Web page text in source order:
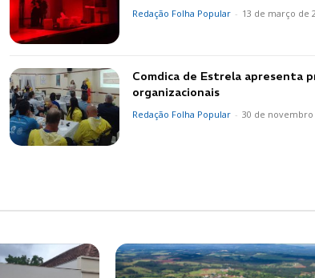
Redação Folha Popular - 13 de março de
Comdica de Estrela apresenta
organizacionais
Redação Folha Popular - 30 de novembro